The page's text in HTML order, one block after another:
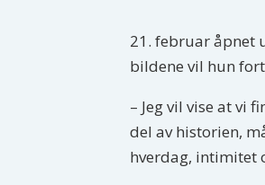
21. februar åpnet
bildene vil hun
– Jeg vil vise at vi
del av historien,
hverdag, intimitet